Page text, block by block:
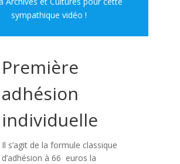
sympathique vidéo !
Première
adhésion
individuelle
Il s’agit de la formule classique
d’adhésion à 66 euros la